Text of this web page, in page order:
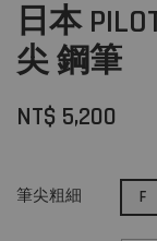
日本
尖 鋼筆
NT$ 5,200
筆尖粗細 F